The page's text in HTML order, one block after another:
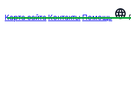
Карта сайта Контакты Помощь language